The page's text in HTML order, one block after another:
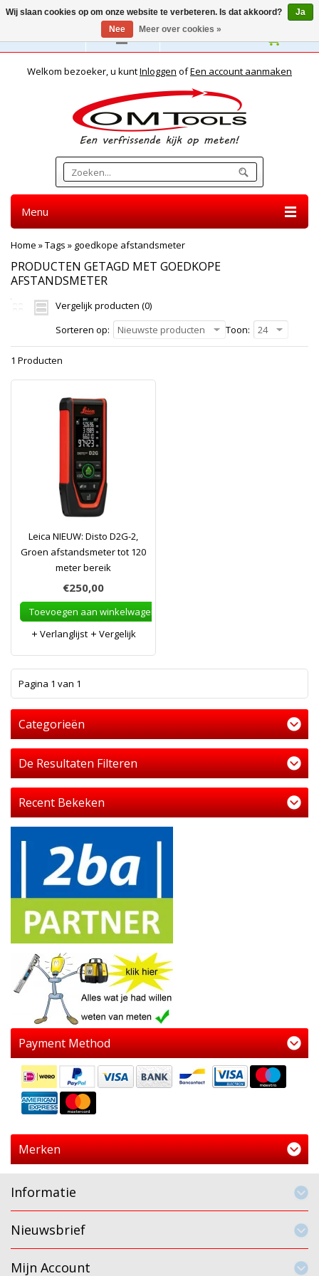
Nederlands
Welkom bezoeker, u kuntInloggen ofEen account aanmaken
Menu
Home »Tags » goedkope afstandsmeter
PRODUCTEN GETAGD MET GOEDKOPE
AFSTANDSMETER
Vergelijk producten (0)
Sorteren op:
Nieuwste producten Toon: 24
1 Producten
Leica NIEUW: Disto D2G-2,
Groen afstandsmeter tot 120
meter bereik
€250,00
Toevoegen aan winkelwagen
Verlanglijst
Vergelijk
Pagina 1 van 1
Categorieën
De Resultaten Filteren
Recent Bekeken
Payment Method
Merken
Informatie
Nieuwsbrief
Mijn Account
Wij slaan cookies op om onze website te verbeteren. Is dat akkoord?
Ja
Nee
Meer over cookies »